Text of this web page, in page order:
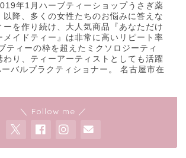
年1月ハーブティーショップうさぎ薬
以降、多くの女性たちのお悩みに答えな
ーを作り続け、大人気商品『あなただけ
メイドティー』は非常に高いリピート率
ティーの枠を超えたミクソロジーティ
わり、ティーアーティストとしても活躍
バルプラクティショナー。 名古屋市在
＼ Follow me ／